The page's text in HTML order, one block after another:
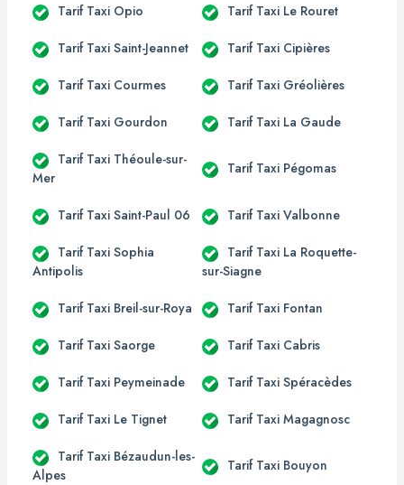
Tarif Taxi Opio Tarif Taxi Le Rouret
Tarif Taxi Saint-Jeannet Tarif Taxi Cipières
Tarif Taxi Courmes Tarif Taxi Gréolières
Tarif Taxi Gourdon Tarif Taxi La Gaude
Tarif Taxi Théoule-sur-
Mer
Tarif Taxi Pégomas
Tarif Taxi Saint-Paul 06 Tarif Taxi Valbonne
Tarif Taxi Sophia
Antipolis
Tarif Taxi La Roquette-
sur-Siagne
Tarif Taxi Breil-sur-Roya Tarif Taxi Fontan
Tarif Taxi Saorge Tarif Taxi Cabris
Tarif Taxi Peymeinade Tarif Taxi Spéracèdes
Tarif Taxi Le Tignet Tarif Taxi Magagnosc
Tarif Taxi Bézaudun-les-
Alpes
Tarif Taxi Bouyon